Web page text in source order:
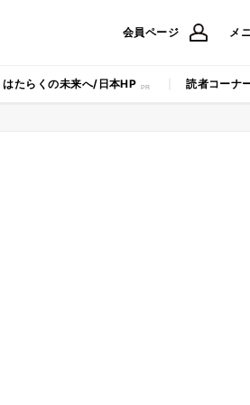
会員ページ メ
はたらくの未来へ/日本HP 読者コーナ